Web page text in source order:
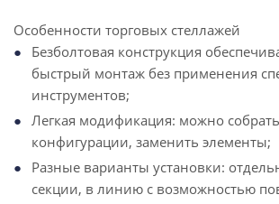
Особенности торговых стеллажей
Безболтовая конструкция
быстрый монтаж без применения
инструментов;
Легкая модификация: можно
конфигурации, заменить элементы;
Разные варианты установки:
секции, в линию с возможностью